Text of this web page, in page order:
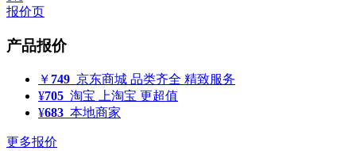
报价页
产品报价
￥ 749 京东商城 品类齐全 精致服务
¥705 淘宝
上淘宝 更超值
¥683 本地商家
更多报价